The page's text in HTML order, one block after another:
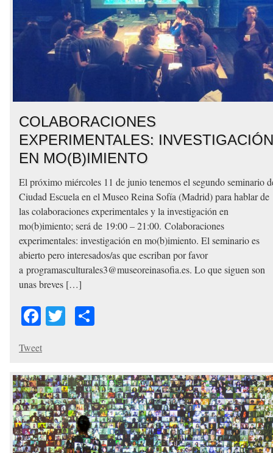
COLABORACIONES
EXPERIMENTALES: INVESTIGACIÓN
EN MO(B)IMIENTO
El próximo miércoles 11 de junio tenemos el segundo seminario
Ciudad Escuela en el Museo Reina Sofía (Madrid) para hablar de
las colaboraciones experimentales y la investigación en
mo(b)imiento; será de 19:00 – 21:00. Colaboraciones
experimentales: investigación en mo(b)imiento. El seminario es
abierto pero interesados/as que escriban por favor
a programasculturales3@museoreinasofia.es. Lo que siguen son
unas breves […]
Facebook
Twitter
Tweet